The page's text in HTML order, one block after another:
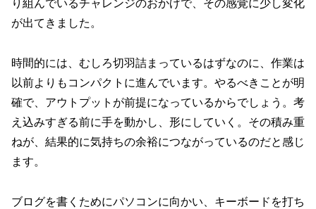
り組んでいるチャレンジのおかげで、その感覚に少し変化
が出てきました。
時間的には、むしろ切羽詰まっているはずなのに、作業は
以前よりもコンパクトに進んでいます。やるべきことが明
確で、アウトプットが前提になっているからでしょう。考
え込みすぎる前に手を動かし、形にしていく。その積み重
ねが、結果的に気持ちの余裕につながっているのだと感じ
ます。
ブログを書くためにパソコンに向かい、キーボードを打ち